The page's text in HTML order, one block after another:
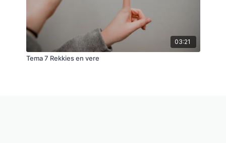
03:21
Tema 7 Rekkies en vere